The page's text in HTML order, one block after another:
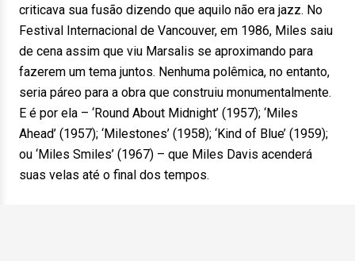
criticava sua fusão dizendo que aquilo não era jazz. No
Festival Internacional de Vancouver, em 1986, Miles saiu
de cena assim que viu Marsalis se aproximando para
fazerem um tema juntos. Nenhuma polêmica, no entanto,
seria páreo para a obra que construiu monumentalmente.
E é por ela – ‘Round About Midnight’ (1957); ‘Miles
Ahead’ (1957); ‘Milestones’ (1958); ‘Kind of Blue’ (1959);
ou ‘Miles Smiles’ (1967) – que Miles Davis acenderá
suas velas até o final dos tempos.